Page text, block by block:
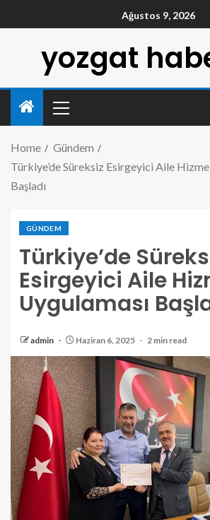
Ağustos 9, 2026
yozgat
Home
Gündem
Türkiye’de Süreksiz Esirgeyici Aile
Başladı
GÜNDEM
Türkiye’de
Esirgeyici Aile
Uygulaması
admin Haziran 6, 2025 2 min read